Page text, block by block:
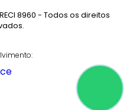
8960 - Todos os direitos